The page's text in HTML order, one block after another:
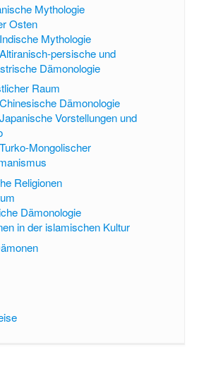
Mythologie
Osten
Indische Mythologie
Altiranisch-persische und
Dämonologie
Raum
Chinesische Dämonologie
Japanische Vorstellungen und
Turko-Mongolischer
Religionen
Dämonologie
in der islamischen Kultur